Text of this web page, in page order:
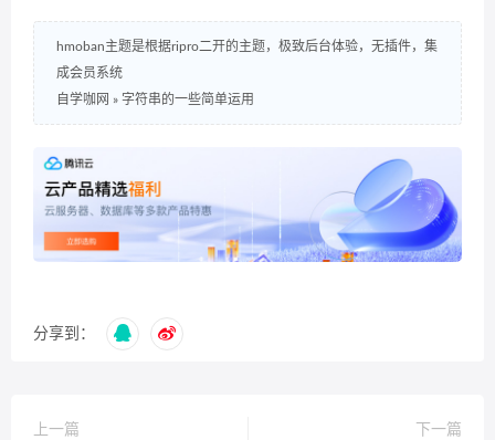
hmoban主题是根据ripro二开的主题，极致后台体验，无插件，集
成会员系统
自学咖网 » 字符串的一些简单运用
分享到：
上一篇
下一篇